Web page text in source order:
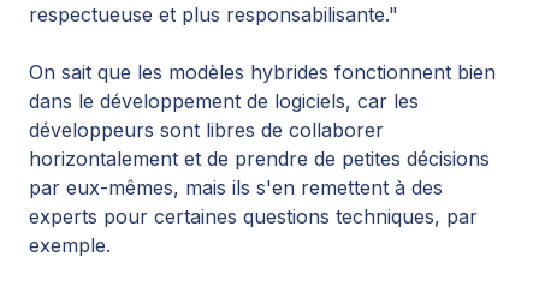
respectueuse et plus responsabilisante."
On sait que les modèles hybrides fonctionnent bien
dans le développement de logiciels, car les
développeurs sont libres de collaborer
horizontalement et de prendre de petites décisions
par eux-mêmes, mais ils s'en remettent à des
experts pour certaines questions techniques, par
exemple.